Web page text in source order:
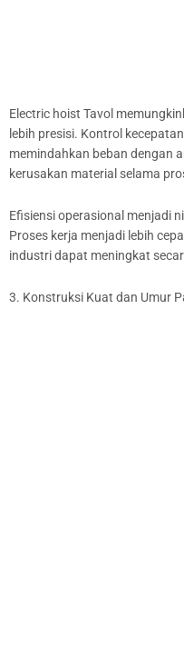
Electric hoist Tavol
lebih presisi. Kontrol
memindahkan beban dengan
kerusakan material selama
Efisiensi operasional menjadi
Proses kerja menjadi lebih
industri dapat meningkat
3. Konstruksi Kuat dan Umur